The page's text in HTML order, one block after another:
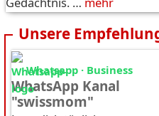
Unsere
Whatsapp · Business
WhatsApp Kanal
"swissmom"